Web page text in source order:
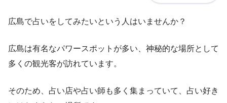
広島で占いをしてみたいという人はいませんか？
広島は有名なパワースポットが多い、神秘的な場所として
多くの観光客が訪れています。
そのため、占い店や占い師も多く集まっていて、占い好き